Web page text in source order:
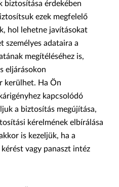
biztosítása érdekében
ezek megfelelő
hol lehetne javításokat
személyes adataira a
megítéléséhez is,
eljárásokon
kerülhet. Ha Ön
kapcsolódó
a biztosítás megújítása,
kérelmének elbírálása
is kezeljük, ha a
vagy panaszt intéz